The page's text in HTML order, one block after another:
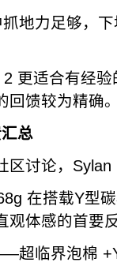
地力足够，
更适合有经
馈较为精确。
总
区讨论，
在搭载Y型碳
观体感的首要反
超临界泡棉